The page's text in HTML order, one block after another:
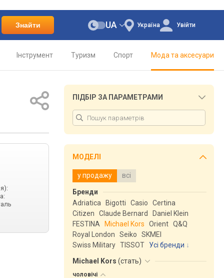
Знайти Україна
UA Увійти
Інструмент Туризм Спорт Мода та аксесуари
ПІДБІР ЗА ПАРАМЕТРАМИ
МОДЕЛІ
у продажу всі
Бренди
Adriatica
Bigotti Casio
Certina
Citizen
Claude Bernard
Daniel Klein
FESTINA
Michael Kors Orient Q&Q
Royal London
Seiko
SKMEI
Swiss Military TISSOT
Усі бренди
Michael Kors (стать)
чоловічі